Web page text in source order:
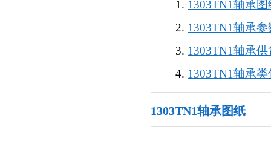
1303TN1轴承图
1303TN1轴承参
1303TN1轴承供
1303TN1轴承
1303TN1轴承图纸